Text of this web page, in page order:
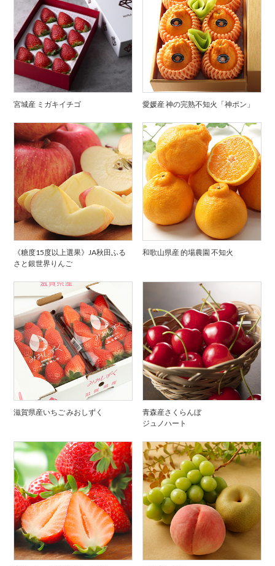
宮城産 ミガキイチゴ 愛媛産 神の完熟不知火「神ポン」
《糖度15度以上選果》JA秋田ふる
さと銀世界りんご
和歌山県産 的場農園 不知火
滋賀県産いちご みおしずく
青森産さくらんぼ
ジュノハート